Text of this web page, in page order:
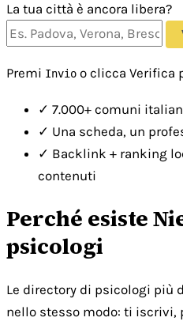
La tua città è ancora libera?
Premi Invio o clicca Verifica
✓ 7.000+ comuni
✓ Una scheda, un
✓ Backlink + ranking
contenuti
Perché esiste
psicologi
Le directory di psicologi più
nello stesso modo: ti iscrivi,